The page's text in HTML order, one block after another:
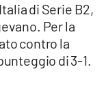
di Serie B2,
Per la
contro la
di 3-1.